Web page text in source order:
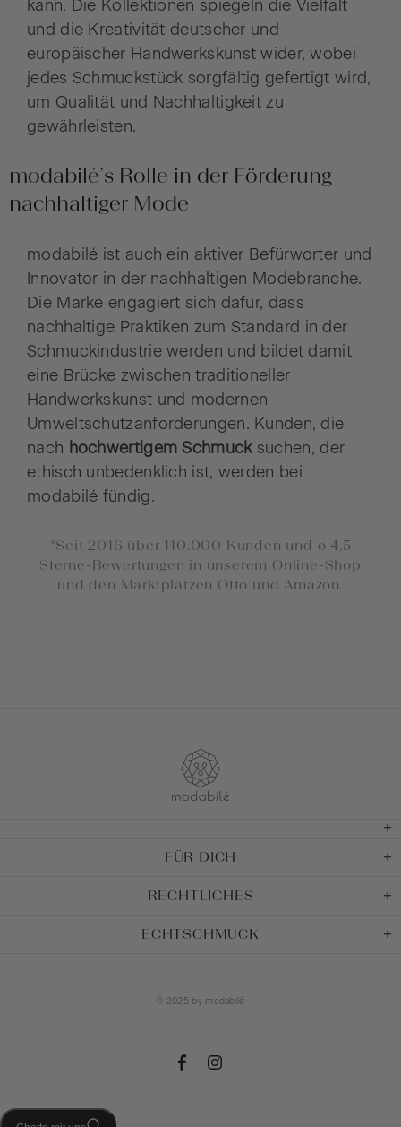
kann. Die Kollektionen spiegeln die Vielfalt
und die Kreativität deutscher und
europäischer Handwerkskunst wider, wobei
jedes Schmuckstück sorgfältig gefertigt wird,
um Qualität und Nachhaltigkeit zu
gewährleisten.
modabilé’s Rolle in der Förderung
nachhaltiger Mode
modabilé ist auch ein aktiver Befürworter und
Innovator in der nachhaltigen Modebranche.
Die Marke engagiert sich dafür, dass
nachhaltige Praktiken zum Standard in der
Schmuckindustrie werden und bildet damit
eine Brücke zwischen traditioneller
Handwerkskunst und modernen
Umweltschutzanforderungen. Kunden, die
nach hochwertigem Schmucksuchen, der
ethisch unbedenklich ist, werden bei
modabilé fündig.
*Seit 2016 über 110.000 Kunden und ø 4,5
Sterne-Bewertungen in unserem Online-Shop
und den Marktplätzen Otto und Amazon.
FÜR DICH
RECHTLICHES
ECHTSCHMUCK
© 2025 by modabilé